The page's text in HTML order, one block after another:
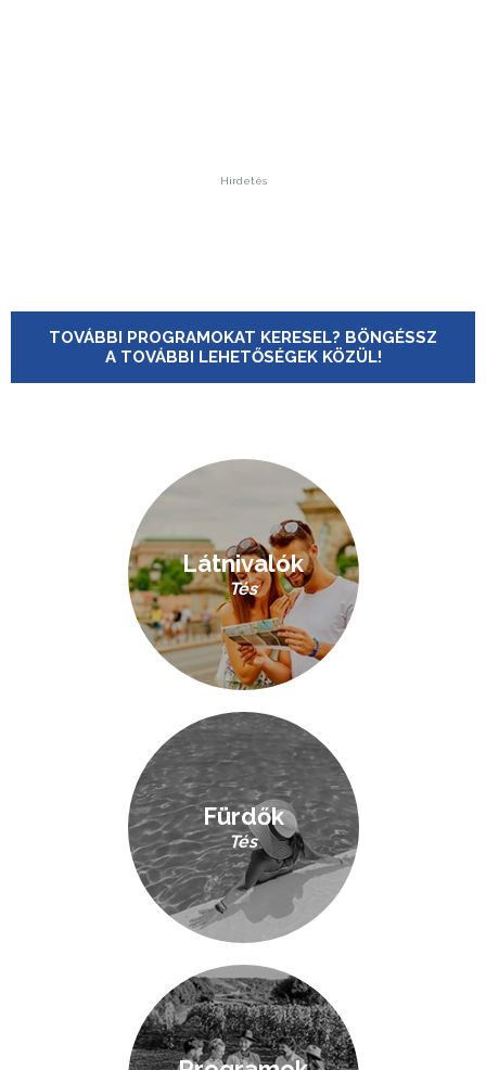
Hirdetés
TOVÁBBI PROGRAMOKAT KERESEL? BÖNGÉSSZ
A TOVÁBBI LEHETŐSÉGEK KÖZÜL!
Látnivalók
Tés
Fürdők
Tés